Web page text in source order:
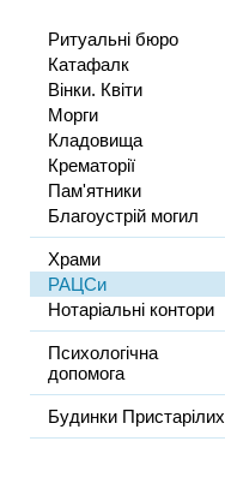
Ритуальні бюро
Катафалк
Вінки. Квіти
Морги
Кладовища
Крематорії
Пам'ятники
Благоустрій могил
Храми
РАЦСи
Нотаріальні контори
Психологічна
допомога
Будинки Пристарілих